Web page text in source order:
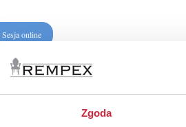
Zgoda
online
Sztuka współczesna